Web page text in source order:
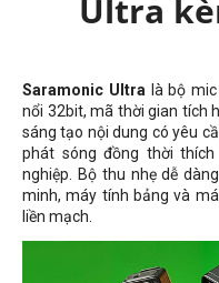
Ultra
Saramonic Ultra là bộ
nổi 32bit, mã thời gian tích
sáng tạo nội dung có yêu
phát sóng đồng thời
nghiệp. Bộ thu nhẹ dễ
minh, máy tính bảng và
liền mạch.